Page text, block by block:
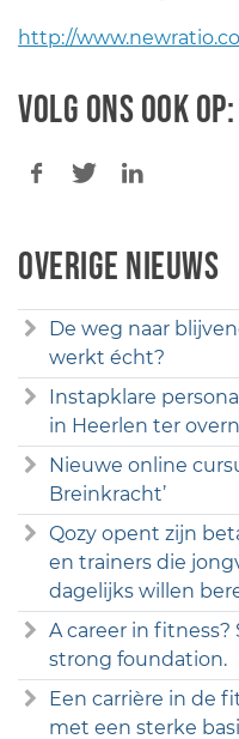
http://
Volg ons ook op:
Overige nieuws
De weg naar
werkt écht?
Instapklare
in Heerlen ter
Nieuwe online
Breinkracht’
Qozy opent zijn
en trainers die
dagelijks willen
A career in fitness?
strong foundation.
Een carrière in de
met een sterke